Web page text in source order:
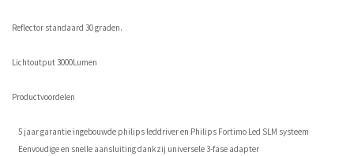
Reflector standaard 30 graden.
Lichtoutput 3000Lumen
Productvoordelen
5 jaar garantie ingebouwde philips leddriver en Philips Fortimo Led SLM systeem
Eenvoudige en snelle aansluiting dankzij universele 3-fase adapter